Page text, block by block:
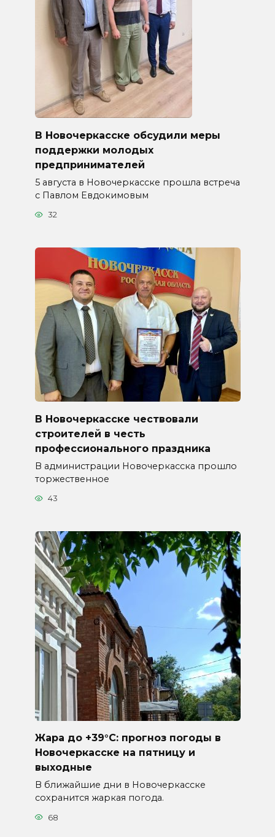
В Новочеркасске обсудили меры
поддержки молодых
предпринимателей
5 августа в Новочеркасске прошла встреча
с Павлом Евдокимовым
32
В Новочеркасске чествовали
строителей в честь
профессионального праздника
В администрации Новочеркасска прошло
торжественное
43
Жара до +39°C: прогноз погоды в
Новочеркасске на пятницу и
выходные
В ближайшие дни в Новочеркасске
сохранится жаркая погода.
68